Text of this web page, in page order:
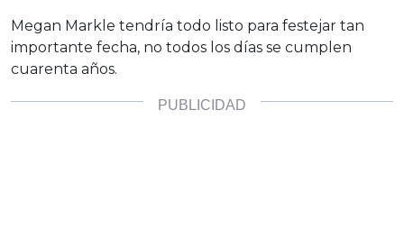
Megan Markle tendría todo listo para festejar tan
importante fecha, no todos los días se cumplen
cuarenta años.